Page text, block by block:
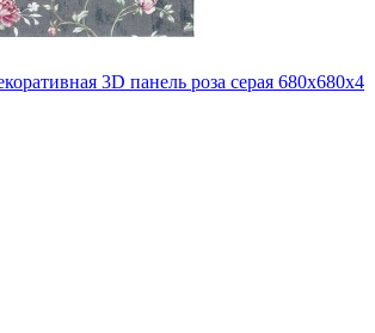
3D панель роза серая 680x680x4